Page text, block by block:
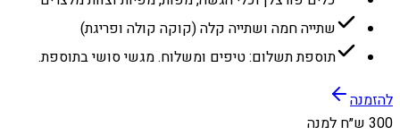
שתייה חמה ושתייה קלה (קוקה קולה ופריגת)
תוספת תשלום: טיפים ומשלוח. מגשי סושי בתוספת.
להזמנה
300 ש״ח למנה